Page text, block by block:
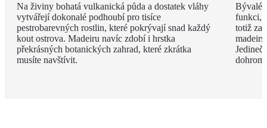
Na živiny bohatá vulkanická půda a dostatek vláhy
vytvářejí dokonalé podhoubí pro tisíce
pestrobarevných rostlin, které pokrývají snad každý
kout ostrova. Madeiru navíc zdobí i hrstka
překrásných botanických zahrad, které zkrátka
musíte navštívit.
Bývalé
funkci,
totiž